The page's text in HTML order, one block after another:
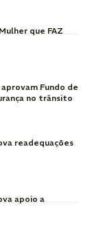
que FAZ
Fundo de
no trânsito
readequações
apoio a